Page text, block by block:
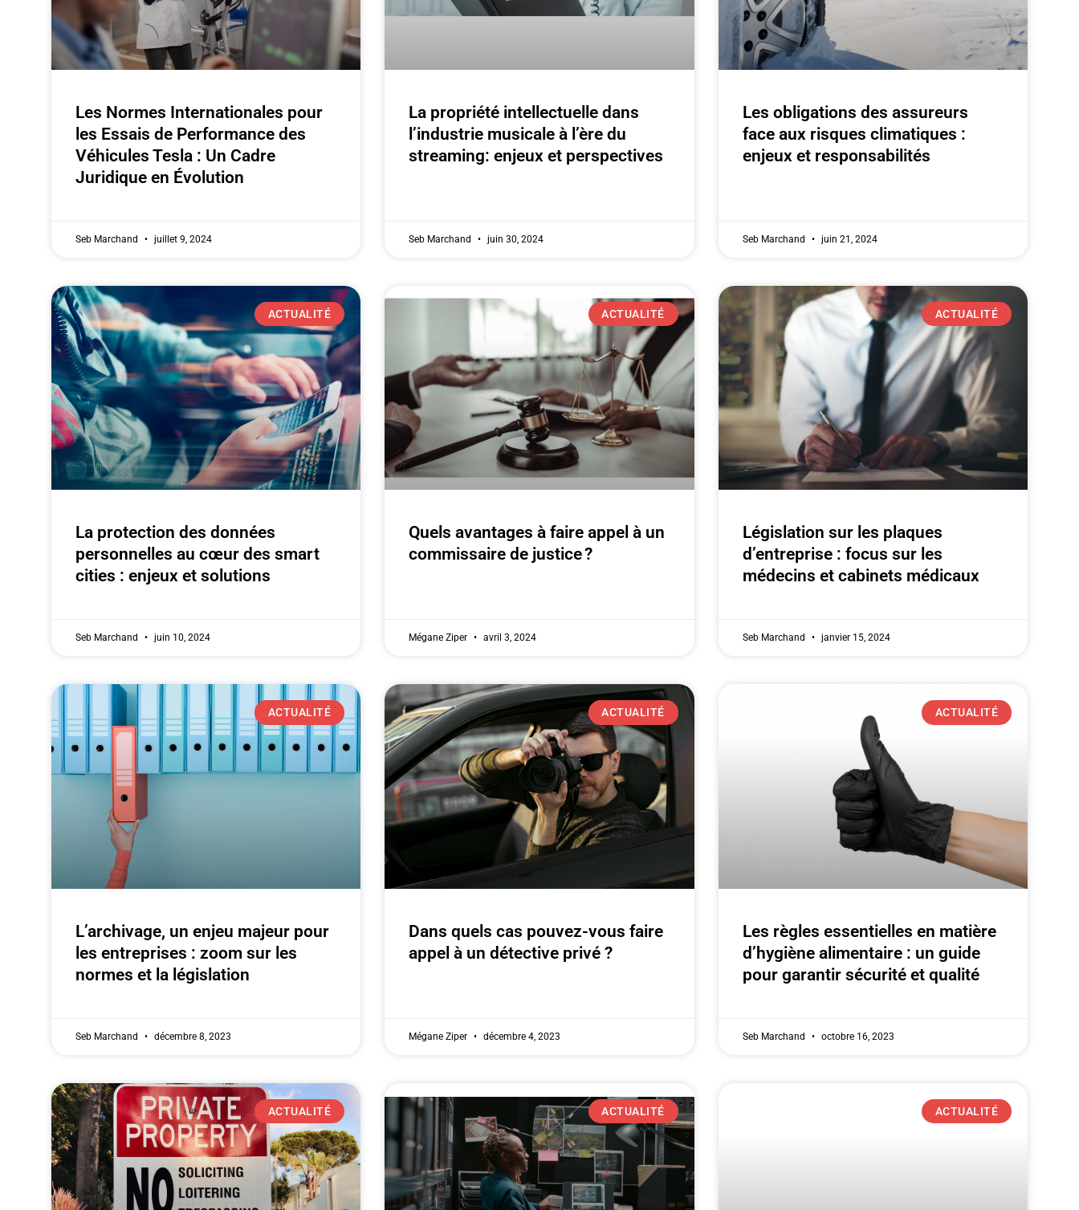
Les Normes Internationales pour
les Essais de Performance des
Véhicules Tesla : Un Cadre
Juridique en Évolution
Seb Marchand juillet 9, 2024
La propriété intellectuelle dans
l’industrie musicale à l’ère du
streaming: enjeux et perspectives
Seb Marchand juin 30, 2024
Les obligations des assureurs
face aux risques climatiques :
enjeux et responsabilités
Seb Marchand juin 21, 2024
ACTUALITÉ
La protection des données
personnelles au cœur des smart
cities : enjeux et solutions
Seb Marchand juin 10, 2024
ACTUALITÉ
Quels avantages à faire appel à un
commissaire de justice ?
Mégane Ziper avril 3, 2024
ACTUALITÉ
Législation sur les plaques
d’entreprise : focus sur les
médecins et cabinets médicaux
Seb Marchand janvier 15, 2024
ACTUALITÉ
L’archivage, un enjeu majeur pour
les entreprises : zoom sur les
normes et la législation
Seb Marchand décembre 8, 2023
ACTUALITÉ
Dans quels cas pouvez-vous faire
appel à un détective privé ?
Mégane Ziper décembre 4, 2023
ACTUALITÉ
Les règles essentielles en matière
d’hygiène alimentaire : un guide
pour garantir sécurité et qualité
Seb Marchand octobre 16, 2023
ACTUALITÉ ACTUALITÉ ACTUALITÉ